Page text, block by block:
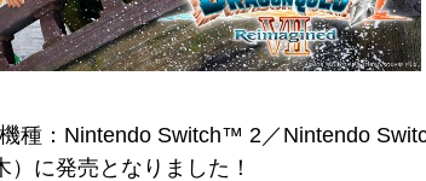
種：Nintendo Switch™ 2／Nintendo
に発売となりました！